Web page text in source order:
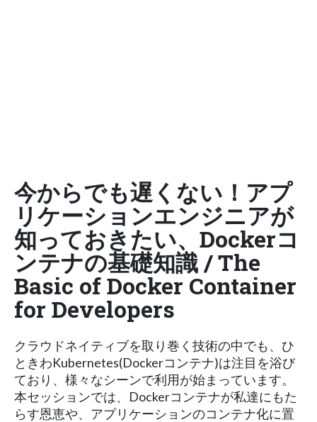
今からでも遅くない！アプ
リケーションエンジニアが
知っておきたい、Dockerコ
ンテナの基礎知識 / The
Basic of Docker Container
for Developers
クラウドネイティブを取り巻く技術の中でも、ひ
ときわKubernetes(Dockerコンテナ)は注目を浴び
ており、様々なシーンで利用が始まっています。
本セッションでは、Dockerコンテナが私達にもた
らす恩恵や、アプリケーションのコンテナ化に置